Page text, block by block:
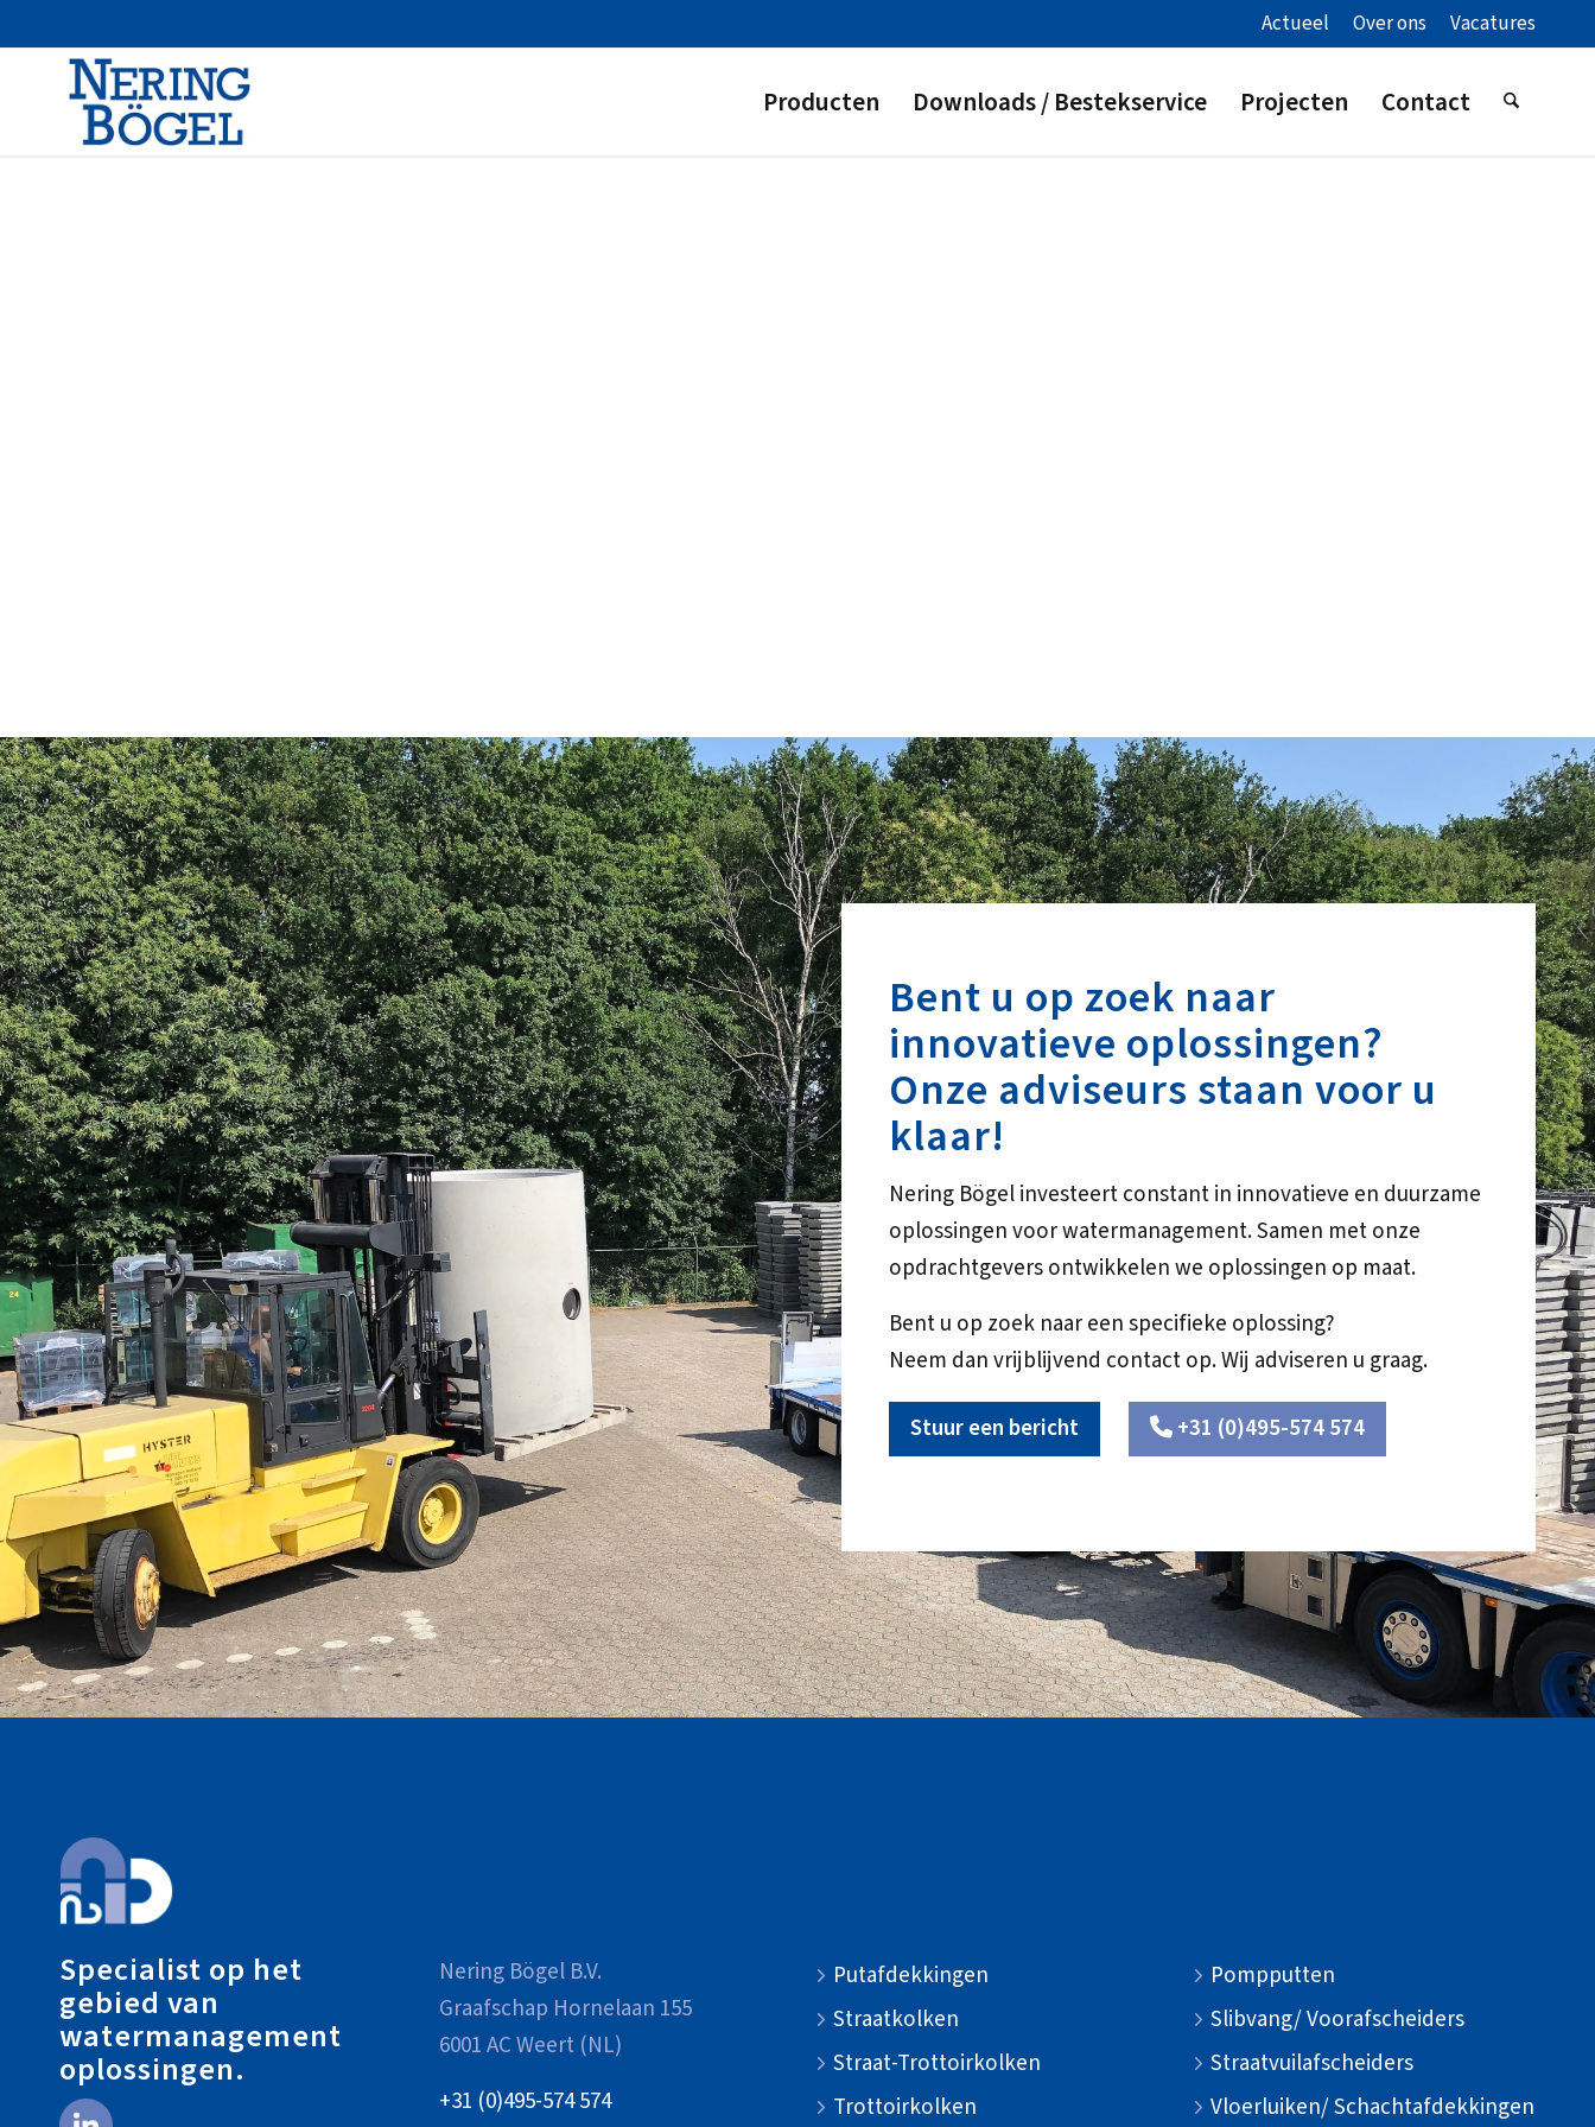
Actueel Over ons Vacatures
Producten Downloads / Bestekservice Projecten Contact
Bent u op zoek naar
innovatieve oplossingen?
Onze adviseurs staan voor u
klaar!
Nering Bögel investeert constant in innovatieve en duurzame
oplossingen voor watermanagement. Samen met onze
opdrachtgevers ontwikkelen we oplossingen op maat.
Bent u op zoek naar een specifieke oplossing?
Neem dan vrijblijvend contact op. Wij adviseren u graag.
Stuur een bericht +31 (0)495-574 574
Specialist op het
gebied van
watermanagement
oplossingen.
Nering Bögel B.V.
Graafschap Hornelaan 155
6001 AC Weert (NL)
+31 (0)495-574 574
Putafdekkingen
Straatkolken
Straat-Trottoirkolken
Trottoirkolken
Pompputten
Slibvang/ Voorafscheiders
Straatvuilafscheiders
Vloerluiken/ Schachtafdekkingen